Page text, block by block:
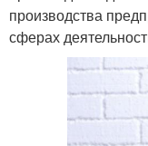
производства
сферах